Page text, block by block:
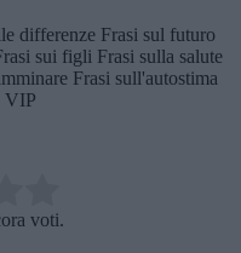
differenze Frasi sul futuro
sui figli Frasi sulla salute
Frasi sull'autostima
VIP
voti.